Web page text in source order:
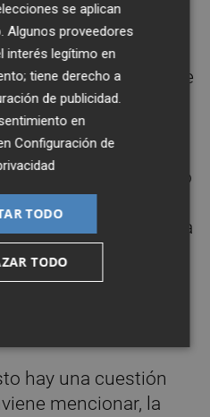
el más decisivo, y
Los tiempos
son los que son. Entre
previas y la
pasar diez o quince
imputado revalida
ejerce cargo y, llegado
delito. El "y tú
si la condena llegara
hubiera
La impunidad
política, y
hay una cuestión
mencionar, la
se aplican
Algunos proveedores
interés legítimo en
tiene derecho a
de publicidad.
en
Configuración de
TODO
TODO